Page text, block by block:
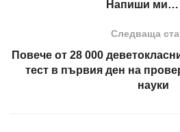
Напиши ми…
Следваща
Повече от 28 000
тест в първия ден на
науки